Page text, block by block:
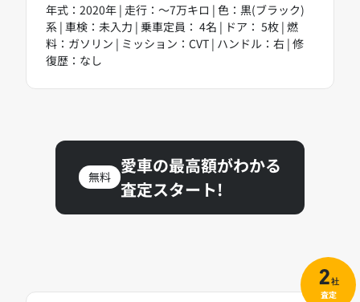
年式：2020年 | 走行：～7万キロ | 色：黒(ブラック)
系 | 車検：未入力 | 乗車定員： 4名 | ドア： 5枚 | 燃
料：ガソリン | ミッション：CVT | ハンドル：右 | 修
復歴：なし
無料
愛車の最高額がわかる
査定スタート!
2社
査定